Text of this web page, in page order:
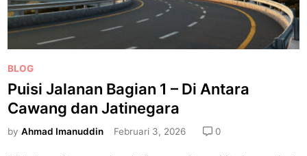
s
u
n
t
k
E
n
g
a
i
a
1
P
o
s
t
e
BLOG
Puisi Jalanan Bagian 1 – Di Antara
Cawang dan Jatinegara
byAhmad Imanuddin Februari 3, 2026 0